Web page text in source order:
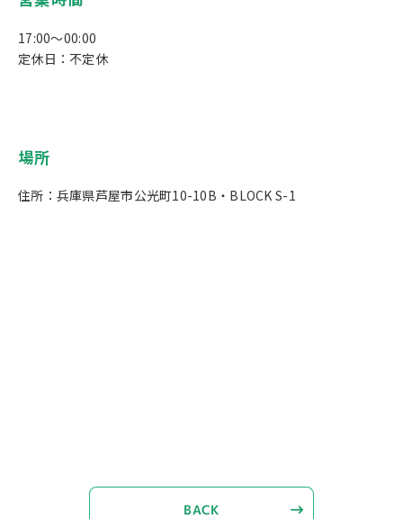
17:00～00:00
定休日：不定休
場所
住所：兵庫県芦屋市公光町10-10B・BLOCK S-1
BACK